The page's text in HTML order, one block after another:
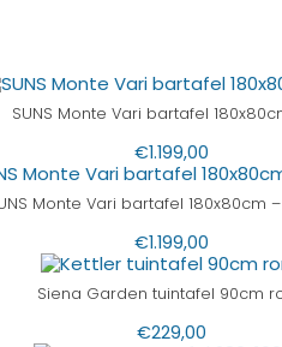
SUNS Monte Vari bartafel
€1.199,00
Monte Vari bartafel 180x80cm
€1.199,00
Siena Garden tuintafel 90cm
€229,00